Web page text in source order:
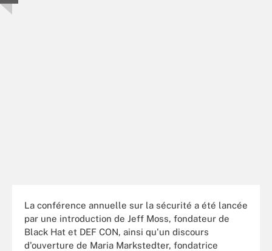
La conférence annuelle sur la sécurité a été lancée
par une introduction de Jeff Moss, fondateur de
Black Hat et DEF CON, ainsi qu'un discours
d'ouverture de Maria Markstedter, fondatrice